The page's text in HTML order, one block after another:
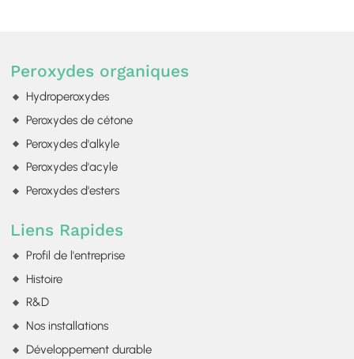
Peroxydes organiques
Hydroperoxydes
Peroxydes de cétone
Peroxydes d'alkyle
Peroxydes d'acyle
Peroxydes d'esters
Liens Rapides
Profil de l'entreprise
Histoire
R&D
Nos installations
Développement durable